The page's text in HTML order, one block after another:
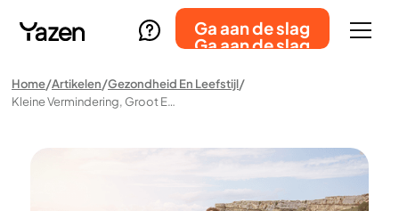
Ga aan de slag
Ga aan de slag
Home Artikelen Gezondheid En Leefstijl
Kleine Vermindering, Groot Effect – Ontdek De Krachtige Gezondheidsvoordelen Van Gewichtsverlies Voor Mannen